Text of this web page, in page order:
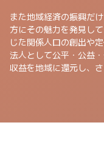
また地域経済の振興だ
方にその魅力を発見し
じた関係人口の創出や
法人として公平・公益
収益を地域に還元し、